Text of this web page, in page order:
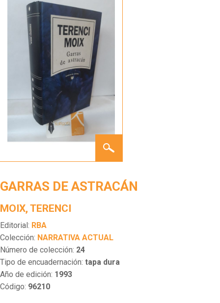
DE
GARRAS DE ASTRACÁN
MOIX, TERENCI
Editorial: RBA
Colección: NARRATIVA ACTUAL
Número de colección: 24
Tipo de encuadernación: tapa dura
Año de edición: 1993
Código: 96210